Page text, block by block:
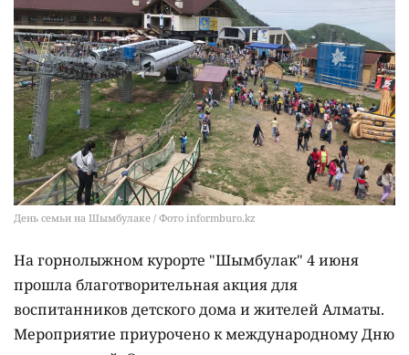
День семьи на Шымбулаке / Фото informburo.kz
На горнолыжном курорте "Шымбулак" 4 июня
прошла благотворительная акция для
воспитанников детского дома и жителей Алматы.
Мероприятие приурочено к международному Дню